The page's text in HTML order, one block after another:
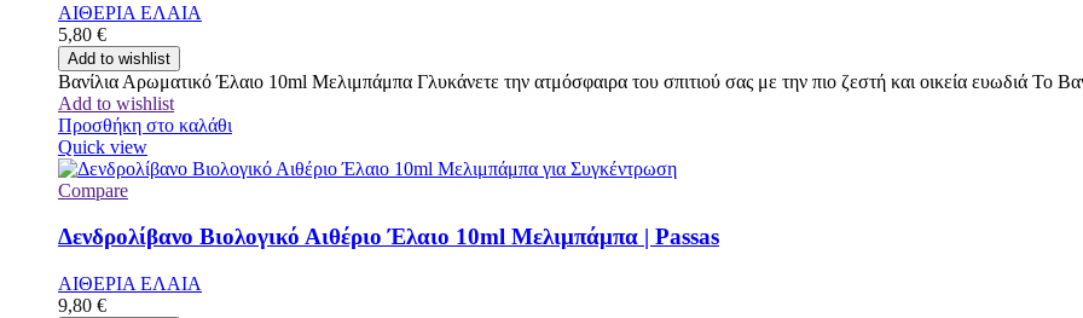
ΑΙΘΕΡΙΑ ΕΛΑΙΑ
5,80 €
Add to wishlist
Βανίλια Αρωματικό Έλαιο 10ml Μελιμπάμπα Γλυκάνετε την ατμόσφαιρα του σπιτιού σας με την πιο ζεστή και οικεία ευωδιά Το
Add to wishlist
Προσθήκη στο καλάθι
Quick view
Compare
Δενδρολίβανο Βιολογικό Αιθέριο Έλαιο 10ml Μελιμπάμπα | Passas
ΑΙΘΕΡΙΑ ΕΛΑΙΑ
9,80 €